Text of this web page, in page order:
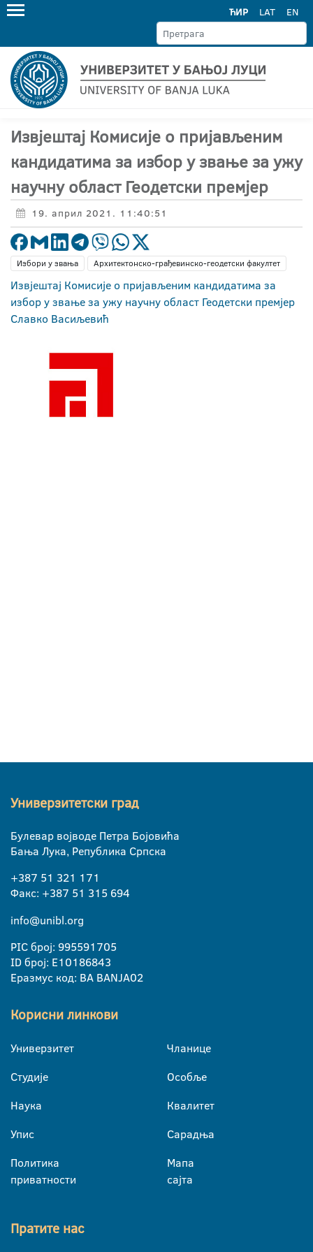
ЋИР LAT EN
Извјештај Комисије о пријављеним
кандидатима за избор у звање за ужу
научну област Геодетски премјер
19. април 2021. 11:40:51
Избори у звања Архитектонско-грађевинско-геодетски факултет
Извјештај Комисије о пријављеним кандидатима за
избор у звање за ужу научну област Геодетски премјер
Славко Васиљевић
Универзитетски град
Булевар војводе Петра Бојовића
Бања Лука, Република Српска
+387 51 321 171
Факс: +387 51 315 694
info@unibl.org
PIC број: 995591705
ID број: E10186843
Еразмус код: BA BANJA02
Корисни линкови
Универзитет
Студије
Наука
Упис
Политика
приватности
Чланице
Особље
Квалитет
Сарадња
Мапа
сајта
Пратите нас